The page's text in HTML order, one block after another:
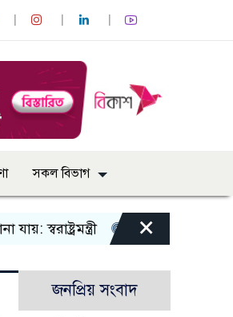
সকল বিভাগ
তিন দিনের মধ্যে গ্যাস
×
জনপ্রিয় সংবাদ